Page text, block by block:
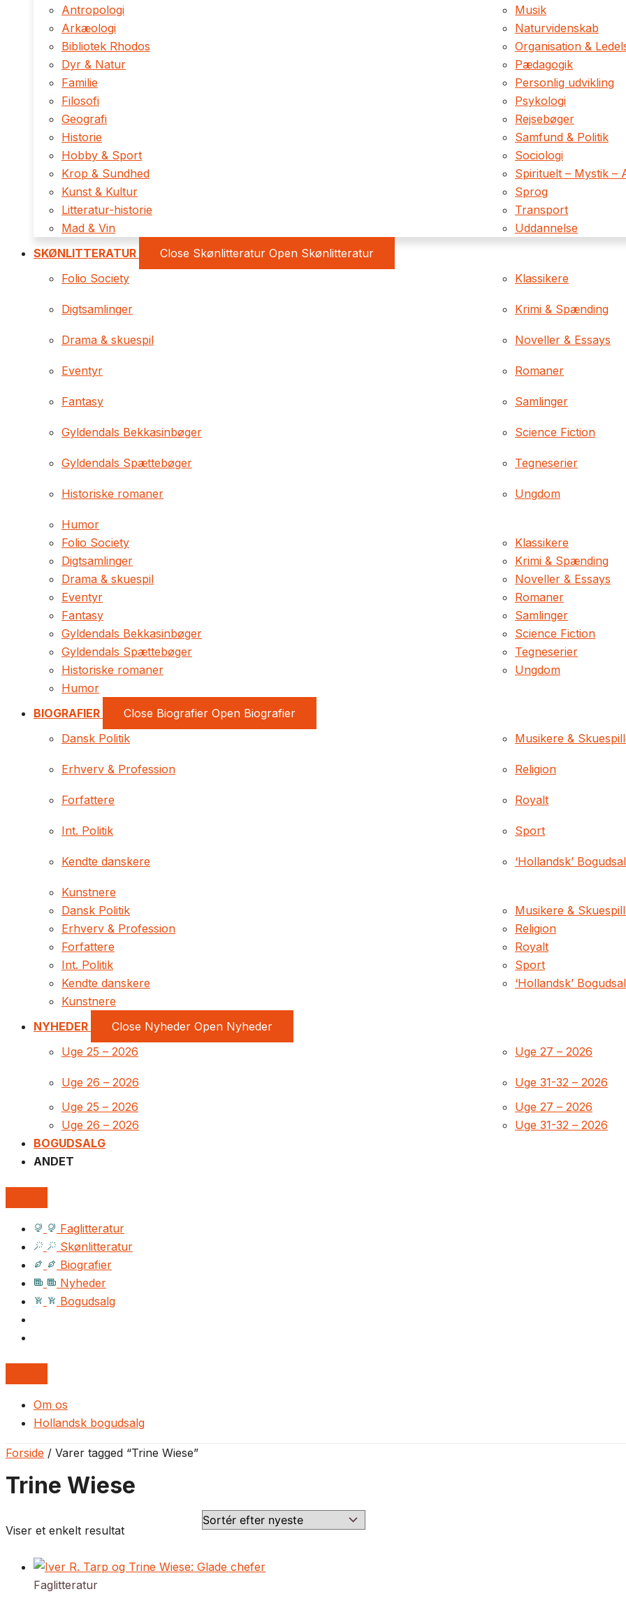
Antropologi
Arkæologi
Bibliotek Rhodos
Dyr & Natur
Familie
Filosofi
Geografi
Historie
Hobby & Sport
Krop & Sundhed
Kunst & Kultur
Litteratur-historie
Mad & Vin
Musik
Naturvidenskab
Organisation &
Pædagogik
Personlig udvikling
Psykologi
Rejsebøger
Samfund & Politik
Sociologi
Spirituelt – Mystik –
Sprog
Transport
Uddannelse
SKØNLITTERATUR
Close Skønlitteratur Open Skønlitteratur
Folio Society
Digtsamlinger
Drama & skuespil
Eventyr
Fantasy
Gyldendals Bekkasinbøger
Gyldendals Spættebøger
Historiske romaner
Humor
Klassikere
Krimi & Spænding
Noveller & Essays
Romaner
Samlinger
Science Fiction
Tegneserier
Ungdom
Folio Society
Digtsamlinger
Drama & skuespil
Eventyr
Fantasy
Gyldendals Bekkasinbøger
Gyldendals Spættebøger
Historiske romaner
Humor
Klassikere
Krimi & Spænding
Noveller & Essays
Romaner
Samlinger
Science Fiction
Tegneserier
Ungdom
BIOGRAFIER Close Biografier Open Biografier
Dansk Politik
Erhverv & Profession
Forfattere
Int. Politik
Kendte danskere
Kunstnere
Musikere &
Religion
Royalt
Sport
‘Hollandsk’
Dansk Politik
Erhverv & Profession
Forfattere
Int. Politik
Kendte danskere
Kunstnere
Musikere &
Religion
Royalt
Sport
‘Hollandsk’
NYHEDER Close Nyheder Open Nyheder
Uge 25 – 2026
Uge 26 – 2026
Uge 27 – 2026
Uge 31-32 – 2026
Uge 25 – 2026
Uge 26 – 2026
Uge 27 – 2026
Uge 31-32 – 2026
BOGUDSALG
ANDET
Faglitteratur
Skønlitteratur
Biografier
Nyheder
Bogudsalg
Om os
Hollandsk bogudsalg
Forside / Varer tagged “Trine Wiese”
Trine Wiese
Viser et enkelt resultat
Faglitteratur